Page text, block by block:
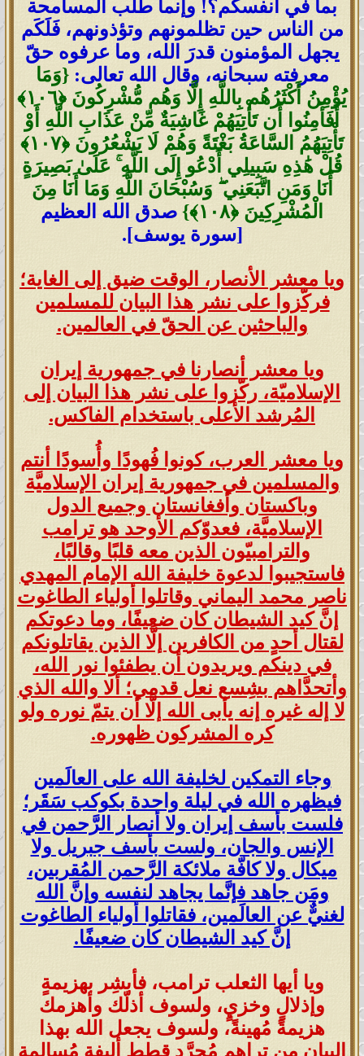
بما في أنفسكم؟! وإنما طلب المسامحة
من الناس حين تظلمونهم وتؤذونهم، فَلَكَم
يجهل المؤمنون قدرَ الله، وما عرفوه حقّ
معرفته سبحانه، وقال الله تعالى:{وَمَا
يُؤْمِنُ أَكْثَرُهُم بِاللَّهِ إِلَّا وَهُم مُّشْرِكُونَ ‎﴿١٠٦﴾‏
أَفَأَمِنُوا أَن تَأْتِيَهُمْ غَاشِيَةٌ مِّنْ عَذَابِ اللَّهِ أَوْ
تَأْتِيَهُمُ السَّاعَةُ بَغْتَةً وَهُمْ لَا يَشْعُرُونَ ‎﴿١٠٧﴾‏
قُلْ هَٰذِهِ سَبِيلِي أَدْعُو إِلَى اللَّهِ ۚ عَلَىٰ بَصِيرَةٍ
أَنَا وَمَنِ اتَّبَعَنِي ۖ وَسُبْحَانَ اللَّهِ وَمَا أَنَا مِنَ
الْمُشْرِكِينَ ‎﴿١٠٨﴾}
صدق الله العظيم
[سورة يوسف].
ويا معشر الأنصار، الوقت ضيق إلى الغاية؛
فركّزوا على نشر هذا البيان للمسلمين
والباحثين عن الحقّ في العالمين.
ويا معشر أنصارنا في جمهورية إيران
الإسلاميّة، ركّزوا على نشر هذا البيان إلى
المُرشد الأعلى باستخدام الفاكس.
ويا معشر العرب، كونوا فُهودًا وأُسودًا أنتم
والمسلمين في جمهورية إيران الإسلاميَّة
وباكستان وأفغانستان وجميع الدول
الإسلاميَّة، فعدوّكم الأوحد هو ترامب
والترامبيّون الذين معه قلبًا وقالبًا،
فاستجيبوا لدعوة خليفة الله الإمام المهدي
ناصر محمد اليماني وقاتلوا أولياء الطاغوت
إنَّ كيد الشيطان كان ضعيفًا، وما دعوتكم
لقتال أحدٍ من الكافرين إلَّا الذين يقاتلونكم
في دينكم ويريدون أن يطفئوا نور الله،
وأتحدَّاهم بشِسع نعل قدمي؛ ألا والله الذي
لا إله غيره إنه يأبى الله إلَّا أن يتمّ نوره ولو
كره المشركون ظهوره.
وجاء التمكين لخليفة الله على العالَمين
فيظهره الله في ليلة واحدة بكوكب سَقَر؛
فلست بأسف إيران ولا أنصار الرَّحمن في
الإنس والجان، ولست بأسف جبريل ولا
ميكال ولا كافّة ملائكة الرَّحمن المُقربين،
ومَن جاهد فإنَّما يجاهد لنفسه وإنَّ الله
لغنيٌّ عن العالَمين، فقاتلوا أولياء الطاغوت
إنَّ كيد الشيطان كان ضعيفًا.
ويا أيها الثعلب ترامب، فأبشِر بهزيمةٍ
وإذلالٍ وخزيٍ، ولسوف أذلّك وأهزمك
هزيمةً مُهينةً، ولسوف يجعل الله بهذا
البيان من تراهم مُجرَّد قطط أليفة مُسالِمة